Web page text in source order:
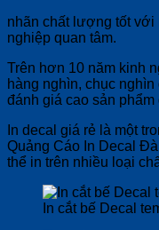
nhãn chất lượng tốt
nghiệp quan tâm.
Trên hơn 10 năm kinh
hàng nghìn, chục
đánh giá cao sản
In decal giá rẻ là một
Quảng Cáo In Decal
thể in trên nhiều loại
In cắt bế Decal